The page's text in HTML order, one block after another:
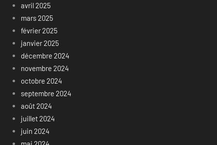
avril 2025
mars 2025
février 2025
janvier 2025
décembre 2024
novembre 2024
octobre 2024
septembre 2024
août 2024
juillet 2024
juin 2024